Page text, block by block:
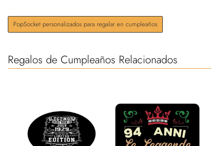
PopSocket personalizados para regalar en cumpleaños
Regalos de Cumpleaños Relacionados